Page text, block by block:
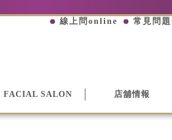
線上問online
常見問
FACIAL SALON 店舖情報